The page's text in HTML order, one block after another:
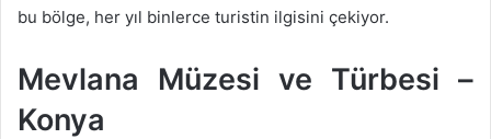
bu bölge, her yıl binlerce turistin ilgisini çekiyor.
Mevlana Müzesi ve Türbesi –
Konya